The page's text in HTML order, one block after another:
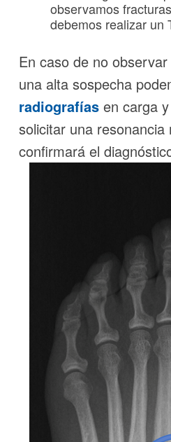
observamos
debemos realizar un
En caso de no
una alta sospecha
radiografías en carga
solicitar una
confirmará el